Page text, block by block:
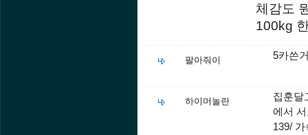
체감도
100kg
팔아줘이 5카쓴
하이머놀란
집훈달
에서
139/